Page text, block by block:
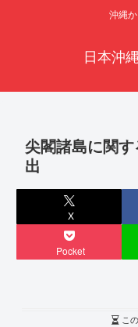
沖縄
日本沖
尖閣諸島に関
出
X
Pocket
こ